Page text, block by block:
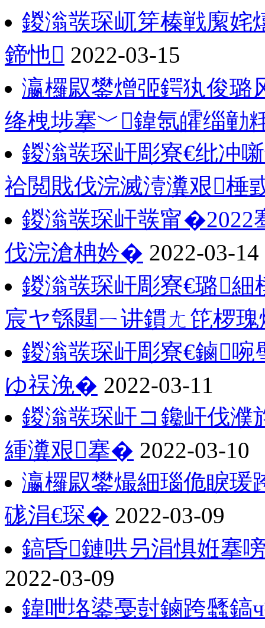
鍐滃彂琛屼笌榛戦緳姹
鍗忚 2022-03-15
瀛欏叞鐢熷弬鍔犱俊璐
绛栧埗搴﹀鍏氬皬缁勭
鍐滃彂琛屽彫寮€纰冲
祫閲戝伐浣滅潱瀵艰棰
鍐滃彂琛屽彂甯
伐浣滄柟妗� 2022-03-14
鍐滃彂琛屽彫寮€璐
宸ヤ綔閮ㄧ讲鏆ㄤ笓椤
鍐滃彂琛屽彫寮€鏀
ゆ祦浼� 2022-03-11
鍐滃彂琛屽コ鑱屽伐濮
緟瀵艰搴� 2022-03-10
瀛欏叞鐢熶細瑙佹睙瑗
硥涓€琛� 2022-03-09
鎬昏鏈哄叧涓惧姙搴
2022-03-09
鍏呭垎鍙戞尌鏀跨瓥